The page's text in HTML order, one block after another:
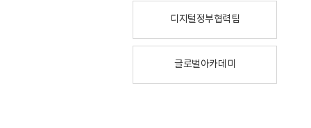
디지털정부협력팀
글로벌아카데미